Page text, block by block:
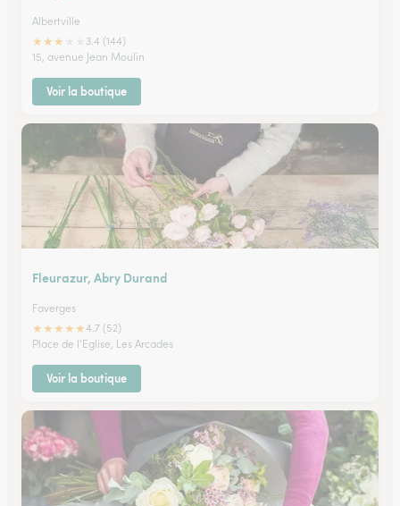
Albertville
★★★
3.4 (144)
15, avenue Jean Moulin
Voir la boutique
Fleurazur, Abry Durand
Faverges
★★★★★4.7 (52)
Place de l'Eglise, Les Arcades
Voir la boutique